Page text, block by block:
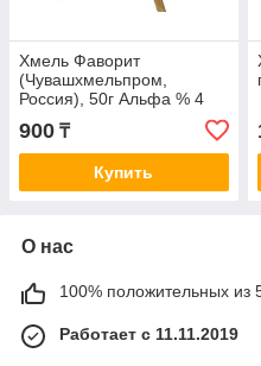
Хмель Фаворит
(Чувашхмельпром,
Россия), 50г Альфа % 4
900 ₸
Купить
О нас
100% положительных из
Работает с 11.11.2019